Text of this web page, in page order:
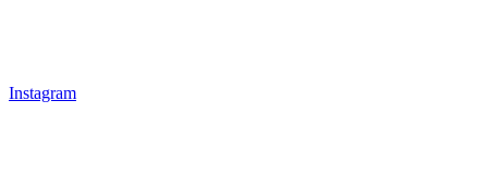
Instagram